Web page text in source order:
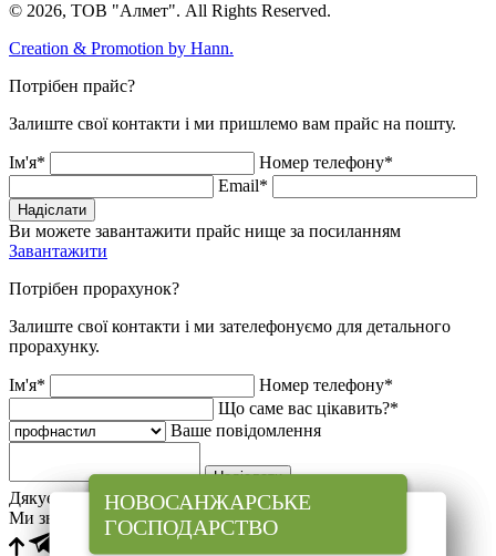
ФЕРМЕРСЬКЕ
ГОСПОДАРСТВО "ГАДЗ"
ТВАРИННИЦЬКИЙ
КОМПЛЕКС
НОВОСАНЖАРСЬКЕ
ГОСПОДАРСТВО
© 2026, ТОВ "Алмет". All Rights Reserved.
Creation & Promotion by Hann.
Потрібен прайс?
Залиште свої контакти і ми пришлемо вам прайс на пошту.
Ім'я*
Номер телефону*
Email*
Надіслати
Ви можете завантажити прайс нище за посиланням
Завантажити
Потрібен прорахунок?
Залиште свої контакти і ми зателефонуємо для детального
прорахунку.
Ім'я*
Номер телефону*
Що саме вас цікавить?*
Ваше повідомлення
Надіслати
Дякуємо за заявку!
Ми зв'яжемося з вами найближчим часом